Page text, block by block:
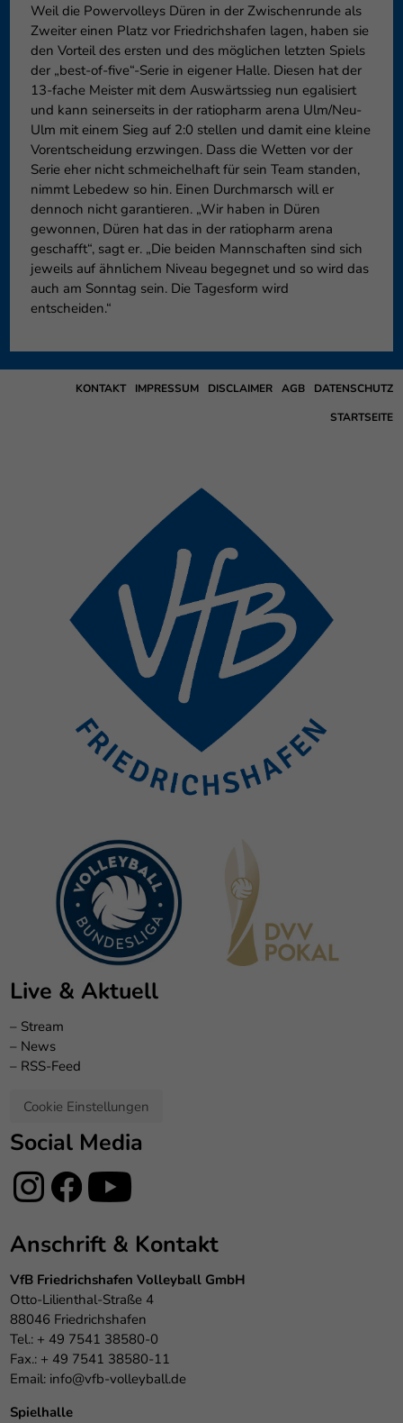
Weil die Powervolleys Düren in der Zwischenrunde als
Zweiter einen Platz vor Friedrichshafen lagen, haben sie
den Vorteil des ersten und des möglichen letzten Spiels
der „best-of-five“-Serie in eigener Halle. Diesen hat der
13-fache Meister mit dem Auswärtssieg nun egalisiert
und kann seinerseits in der ratiopharm arena Ulm/Neu-
Ulm mit einem Sieg auf 2:0 stellen und damit eine kleine
Vorentscheidung erzwingen. Dass die Wetten vor der
Serie eher nicht schmeichelhaft für sein Team standen,
nimmt Lebedew so hin. Einen Durchmarsch will er
dennoch nicht garantieren. „Wir haben in Düren
gewonnen, Düren hat das in der ratiopharm arena
geschafft“, sagt er. „Die beiden Mannschaften sind sich
jeweils auf ähnlichem Niveau begegnet und so wird das
auch am Sonntag sein. Die Tagesform wird
entscheiden.“
DATENSCHUTZ
AGB
DISCLAIMER
IMPRESSUM
KONTAKT
STARTSEITE
Live & Aktuell
– Stream
– News
– RSS-Feed
Cookie Einstellungen
Social Media
Anschrift & Kontakt
VfB Friedrichshafen Volleyball GmbH
Otto-Lilienthal-Straße 4
88046 Friedrichshafen
Tel.: + 49 7541 38580-0
Fax.: + 49 7541 38580-11
Email: info@vfb-volleyball.de
Spielhalle